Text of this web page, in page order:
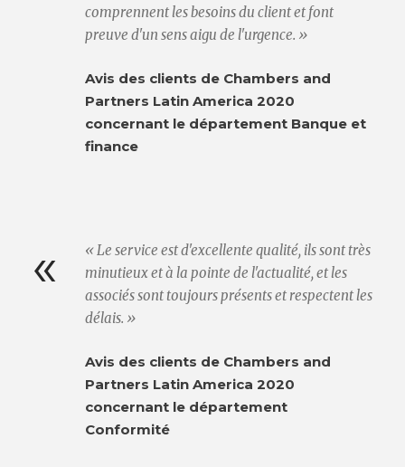
comprennent les besoins du client et font
preuve d'un sens aigu de l'urgence. »
Avis des clients de Chambers and
Partners Latin America 2020
concernant le département Banque et
finance
«
« Le service est d'excellente qualité, ils sont très
minutieux et à la pointe de l'actualité, et les
associés sont toujours présents et respectent les
délais. »
Avis des clients de Chambers and
Partners Latin America 2020
concernant le département
Conformité